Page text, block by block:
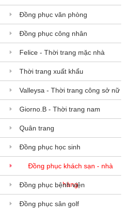
Đồng phục văn phòng
Đồng phục công nhân
Felice - Thời trang mặc nhà
Thời trang xuất khẩu
Valleysa - Thời trang công sở nữ
Giorno.B - Thời trang nam
Quân trang
Đồng phục học sinh
Đồng phục khách sạn - nhà
hàng
Đồng phục bệnh viện
Đồng phục sân golf